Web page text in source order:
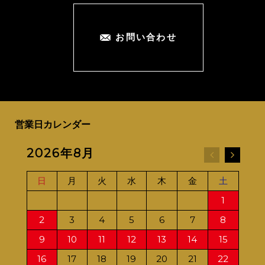
営業日カレンダー
2026年8月
日 月 火 水 木 金
土
1
2
3 4 5 6 7
8
9
10 11 12 13 14
15
16
17 18 19 20 21
22
お問い合わせ